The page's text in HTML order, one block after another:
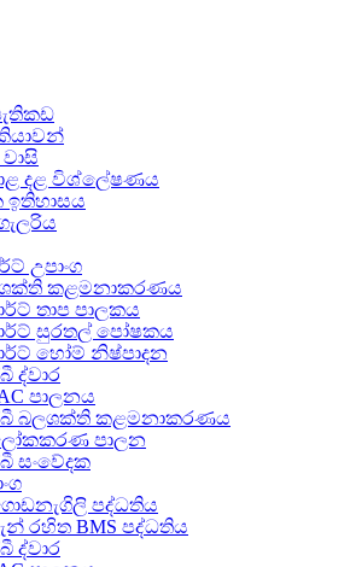
දළ විශ්ලේෂණය
උපාංග
කළමනාකරණය
තාප පාලකය
සුරතල් පෝෂකය
හෝම් නිෂ්පාදන
ද්වාර
පාලනය
බලශක්ති කළමනාකරණය
පාලන
සංවේදක
පද්ධතිය
රහිත BMS පද්ධතිය
ද්වාර